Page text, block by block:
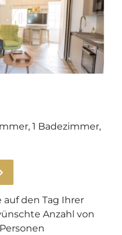
1 Badezimmer,
den Tag Ihrer
Anzahl von